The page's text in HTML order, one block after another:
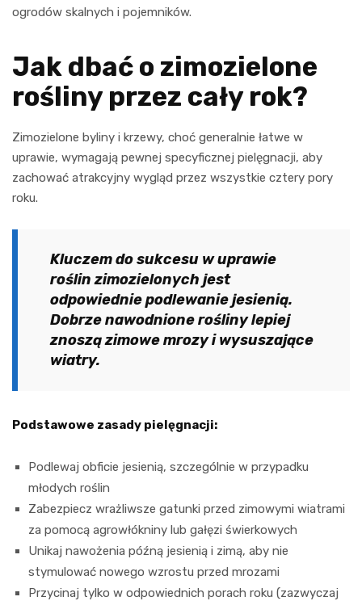
ogrodów skalnych i pojemników.
Jak dbać o zimozielone
rośliny przez cały rok?
Zimozielone byliny i krzewy, choć generalnie łatwe w
uprawie, wymagają pewnej specyficznej pielęgnacji, aby
zachować atrakcyjny wygląd przez wszystkie cztery pory
roku.
Kluczem do sukcesu w uprawie
roślin zimozielonych jest
odpowiednie podlewanie jesienią.
Dobrze nawodnione rośliny lepiej
znoszą zimowe mrozy i wysuszające
wiatry.
Podstawowe zasady pielęgnacji:
Podlewaj obficie jesienią, szczególnie w przypadku
młodych roślin
Zabezpiecz wrażliwsze gatunki przed zimowymi wiatrami
za pomocą agrowłókniny lub gałęzi świerkowych
Unikaj nawożenia późną jesienią i zimą, aby nie
stymulować nowego wzrostu przed mrozami
Przycinaj tylko w odpowiednich porach roku (zazwyczaj